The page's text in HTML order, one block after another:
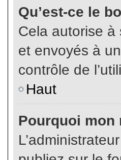
Qu’est-ce le
Cela autorise
et envoyés à
contrôle de
Haut
Pourquoi mon